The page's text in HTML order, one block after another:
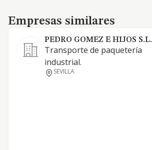
Empresas similares
Empresas similares
PEDRO GOMEZ E HIJOS S.L.
Transporte de paquetería
industrial.
SEVILLA